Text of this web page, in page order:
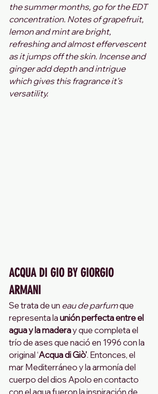
the summer months, go for the EDT
concentration. Notes of grapefruit,
lemon and mint are bright,
refreshing and almost effervescent
as it jumps off the skin. Incense and
ginger add depth and intrigue
which gives this fragrance it's
versatility.
ACQUA DI GIO BY GIORGIO
ARMANI
Se trata de un eau de parfum que
representa la unión perfecta entre el
agua y la madera y que completa el
trío de ases que nació en 1996 con la
original ‘Acqua di Giò’. Entonces, el
mar Mediterráneo y la armonía del
cuerpo del dios Apolo en contacto
con el agua fueron la inspiración de